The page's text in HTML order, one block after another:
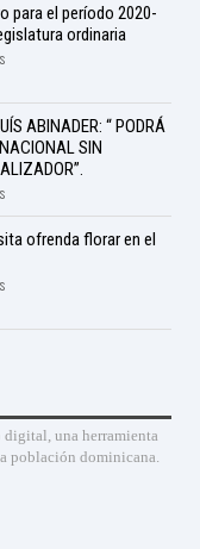
para el período 2020-
ordinaria
ABINADER: “ PODRÁ
SIN
ofrenda florar en el
digital, una herramienta
población dominicana.